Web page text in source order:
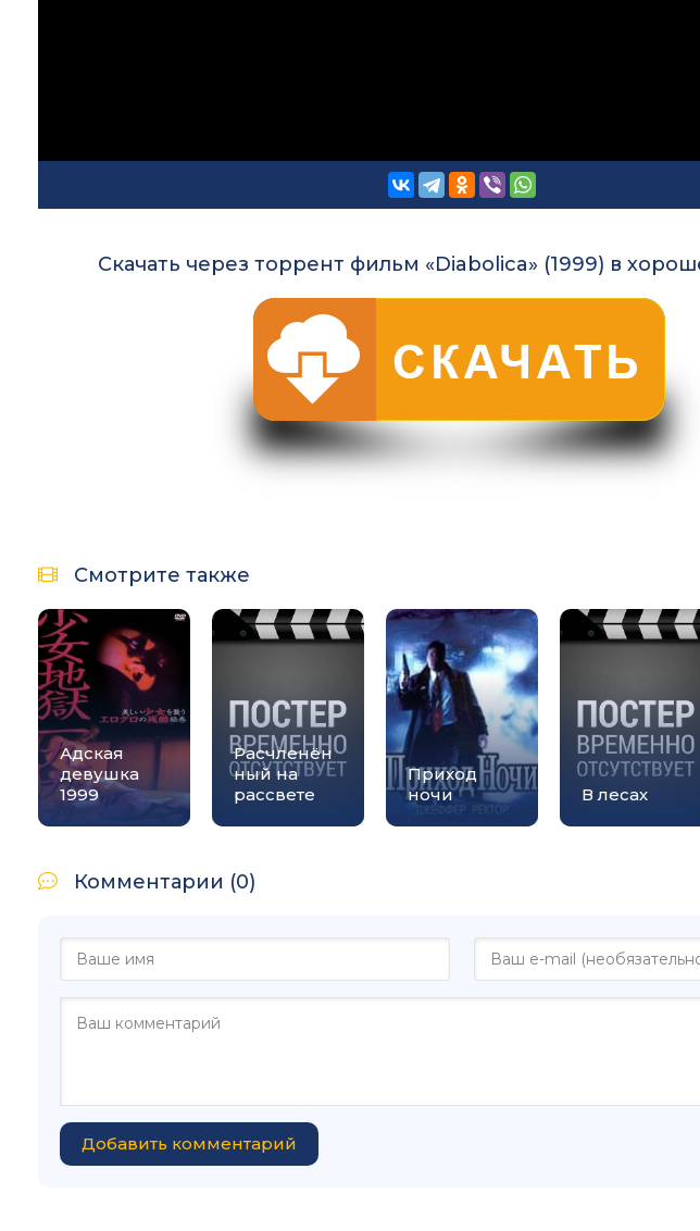
Скачать через торрент фильм «Diabolica» (1999) в
Смотрите также
Адская
девушка
1999
Расчленён
ный на
рассвете
Приход
ночи
В лесах
Комментарии (0)
Добавить комментарий